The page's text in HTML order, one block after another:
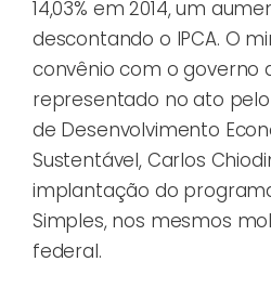
14,03% em 2014, um
descontando o IPCA. O
convênio com o governo
representado no ato
de Desenvolvimento
Sustentável, Carlos
implantação do
Simples, nos mesmos
federal.